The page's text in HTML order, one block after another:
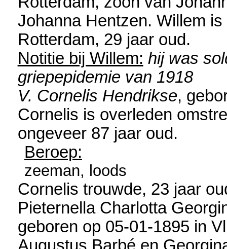
Johanna Hentzen. Willem
Rotterdam, 29 jaar oud.
Notitie bij Willem: hij was
griepepidemie van 1918
V. Cornelis Hendrikse,
Cornelis is overleden
ongeveer 87 jaar oud.
Beroep:
zeeman, loods
Cornelis trouwde, 23 jaar
Pieternella Charlotta
geboren op 05-01-1895 in
Augustus Barbé en